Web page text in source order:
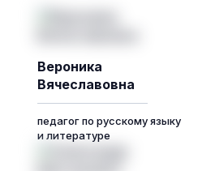
Вероника
Вячеславовна
педагог по русскому языку
и литературе